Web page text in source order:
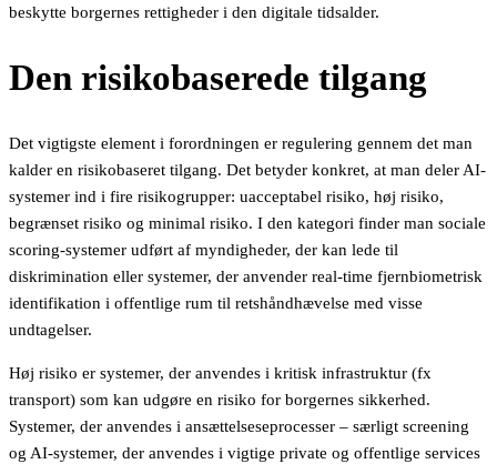
beskytte borgernes rettigheder i den digitale tidsalder.
Den risikobaserede tilgang
Det vigtigste element i forordningen er regulering gennem det man
kalder en risikobaseret tilgang. Det betyder konkret, at man deler AI-
systemer ind i fire risikogrupper: uacceptabel risiko, høj risiko,
begrænset risiko og minimal risiko. I den kategori finder man sociale
scoring-systemer udført af myndigheder, der kan lede til
diskrimination eller systemer, der anvender real-time fjernbiometrisk
identifikation i offentlige rum til retshåndhævelse med visse
undtagelser.
Høj risiko er systemer, der anvendes i kritisk infrastruktur (fx
transport) som kan udgøre en risiko for borgernes sikkerhed.
Systemer, der anvendes i ansættelseseprocesser – særligt screening
og AI-systemer, der anvendes i vigtige private og offentlige services